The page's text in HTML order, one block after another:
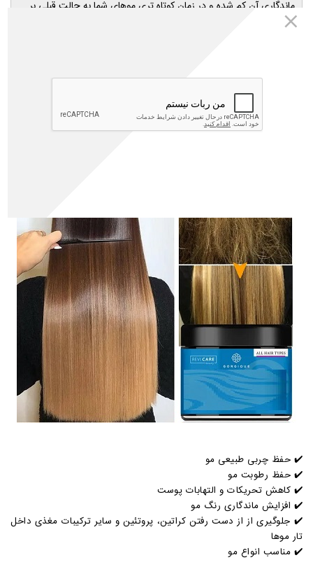
ماندگاری آن کم شده و در زمان کوتاه تری موهای شما به حالت قبلی بر
میگردد، حتی ممکن است موها دچار شکنندگی، وزی و موخوره شوند.
چرا ماسک موی فاقد سولفات بهتر است؟
✔️ حفظ چربی طبیعی مو
✔️ حفظ رطوبت مو
✔️ کاهش تحریکات و التهابات پوست
✔️ افزایش ماندگاری رنگ مو
✔️ جلوگیری از از دست رفتن کراتین، پروتئین و سایر ترکیبات مغذی داخل
تار موها
✔️ مناسب انواع مو